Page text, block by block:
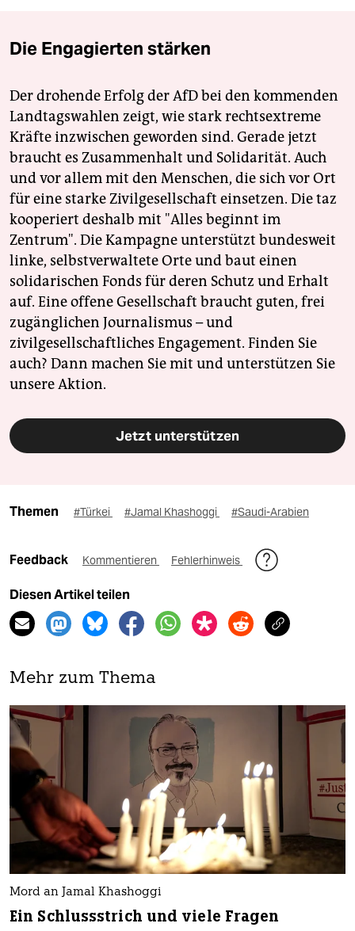
Die Engagierten stärken
Der drohende Erfolg der AfD bei den kommenden
Landtagswahlen zeigt, wie stark rechtsextreme
Kräfte inzwischen geworden sind. Gerade jetzt
braucht es Zusammenhalt und Solidarität. Auch
und vor allem mit den Menschen, die sich vor Ort
für eine starke Zivilgesellschaft einsetzen. Die taz
kooperiert deshalb mit "Alles beginnt im
Zentrum". Die Kampagne unterstützt bundesweit
linke, selbstverwaltete Orte und baut einen
solidarischen Fonds für deren Schutz und Erhalt
auf. Eine offene Gesellschaft braucht guten, frei
zugänglichen Journalismus – und
zivilgesellschaftliches Engagement. Finden Sie
auch? Dann machen Sie mit und unterstützen Sie
unsere Aktion.
Jetzt unterstützen
Themen #Türkei #Jamal Khashoggi #Saudi-Arabien
Feedback Kommentieren Fehlerhinweis
Diesen Artikel teilen
Mehr zum Thema
Mord an Jamal Khashoggi
Ein Schlussstrich und viele Fragen